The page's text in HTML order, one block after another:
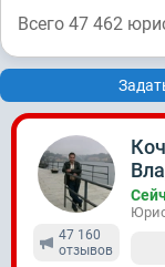
Всего 47 462
47 160
отзывов